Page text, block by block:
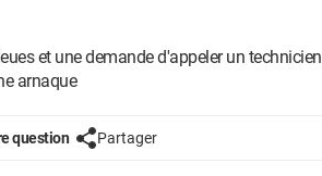
et une demande d'appeler un technicien
arnaque
question Partager